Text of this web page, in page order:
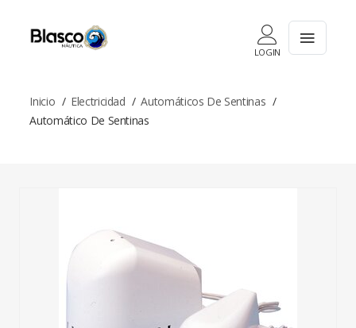
LOGIN
Inicio Electricidad
Automáticos De Sentinas
Automático De Sentinas